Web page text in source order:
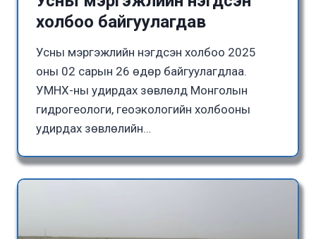
холбоо байгуулагдав
Усны мэргэжлийн нэгдсэн холбоо 2025
оны 02 сарын 26 өдөр байгуулагдлаа.
УМНХ-ны удирдах зөвлөлд Монголын
гидрогеологи, геоэкологийн холбооны
удирдах зөвлөлийн…